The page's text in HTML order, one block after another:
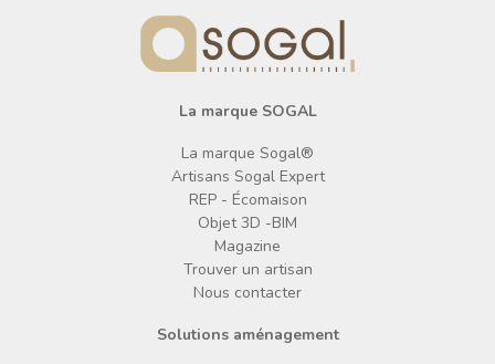
La marque SOGAL
La marque Sogal®
Artisans Sogal Expert
REP - Écomaison
Objet 3D -BIM
Magazine
Trouver un artisan
Nous contacter
Solutions aménagement